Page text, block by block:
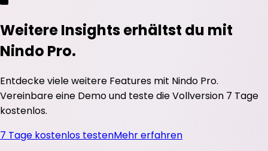
Weitere Insights erhältst du mit
Nindo Pro.
Entdecke viele weitere Features mit Nindo Pro.
Vereinbare eine Demo und teste die Vollversion 7 Tage
kostenlos.
7 Tage kostenlos testenMehr erfahren